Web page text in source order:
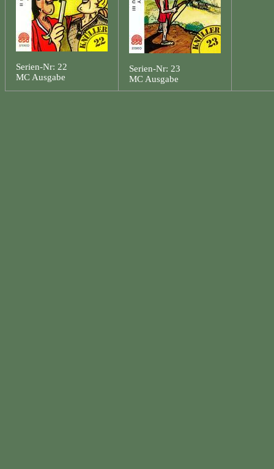
Serien-Nr: 22
MC Ausgabe
Serien-Nr: 23
MC Ausgabe